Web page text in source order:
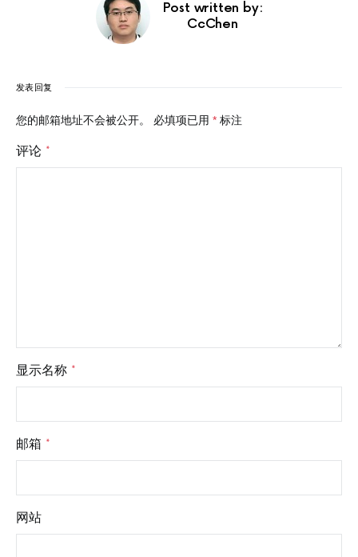
Post written by:
CcChen
发表回复
您的邮箱地址不会被公开。 必填项已用 * 标注
评论 *
显示名称 *
邮箱 *
网站